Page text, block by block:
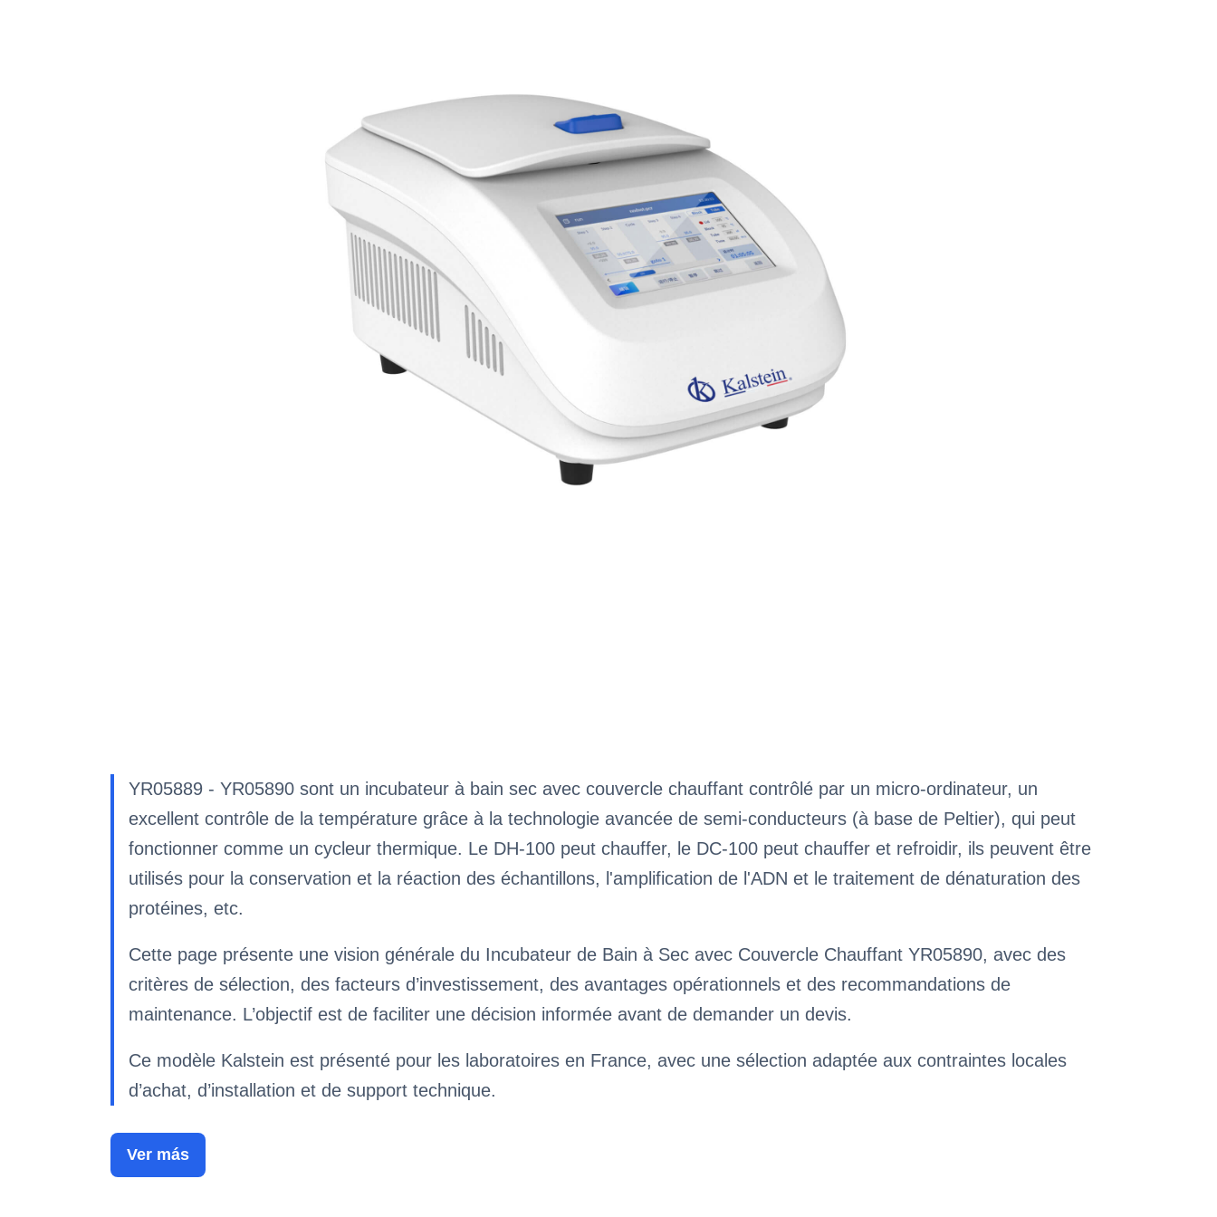
YR05889 - YR05890 sont un incubateur à bain sec avec couvercle chauffant contrôlé par un micro-ordinateur, un
excellent contrôle de la température grâce à la technologie avancée de semi-conducteurs (à base de Peltier), qui peut
fonctionner comme un cycleur thermique. Le DH-100 peut chauffer, le DC-100 peut chauffer et refroidir, ils peuvent être
utilisés pour la conservation et la réaction des échantillons, l'amplification de l'ADN et le traitement de dénaturation des
protéines, etc.
Cette page présente une vision générale du Incubateur de Bain à Sec avec Couvercle Chauffant YR05890, avec des
critères de sélection, des facteurs d’investissement, des avantages opérationnels et des recommandations de
maintenance. L’objectif est de faciliter une décision informée avant de demander un devis.
Ce modèle Kalstein est présenté pour les laboratoires en France, avec une sélection adaptée aux contraintes locales
d’achat, d’installation et de support technique.
Ver más